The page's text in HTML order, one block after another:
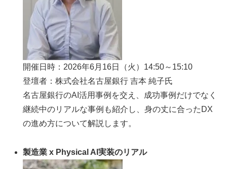
開催日時：2026年6月16日（火）14:50～15:10
登壇者：株式会社名古屋銀行 吉本 純子氏
名古屋銀行のAI活用事例を交え、成功事例だけでなく
継続中のリアルな事例も紹介し、身の丈に合ったDX
の進め方について解説します。
製造業 x Physical AI実装のリアル